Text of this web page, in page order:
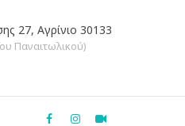
27, Αγρίνιο 30133
Παναιτωλικού)